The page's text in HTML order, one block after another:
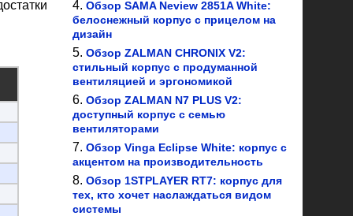
Обзор SAMA Neview 2851A White:
белоснежный корпус с прицелом на
дизайн
Обзор ZALMAN CHRONIX V2:
стильный корпус с продуманной
вентиляцией и эргономикой
Обзор ZALMAN N7 PLUS V2:
доступный корпус с семью
вентиляторами
Обзор Vinga Eclipse White: корпус с
акцентом на производительность
Обзор 1STPLAYER RT7: корпус для
тех, кто хочет наслаждаться видом
системы